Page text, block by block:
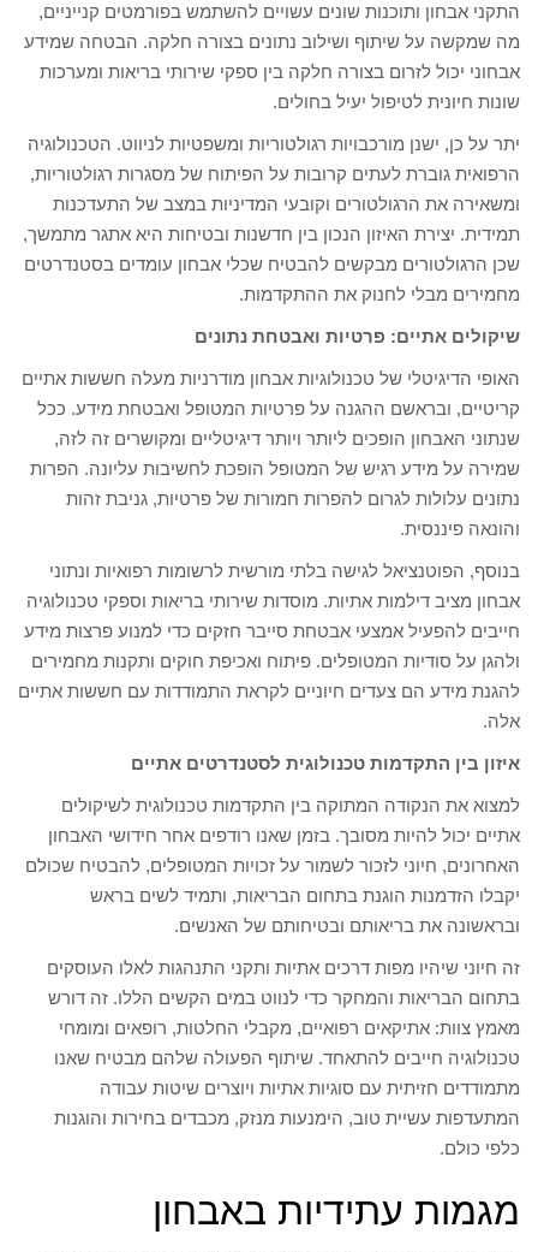
התקני אבחון ותוכנות שונים עשויים להשתמש בפורמטים קנייניים,
מה שמקשה על שיתוף ושילוב נתונים בצורה חלקה. הבטחה שמידע
אבחוני יכול לזרום בצורה חלקה בין ספקי שירותי בריאות ומערכות
שונות חיונית לטיפול יעיל בחולים.
יתר על כן, ישנן מורכבויות רגולטוריות ומשפטיות לניווט. הטכנולוגיה
הרפואית גוברת לעתים קרובות על הפיתוח של מסגרות רגולטוריות,
ומשאירה את הרגולטורים וקובעי המדיניות במצב של התעדכנות
תמידית. יצירת האיזון הנכון בין חדשנות ובטיחות היא אתגר מתמשך,
שכן הרגולטורים מבקשים להבטיח שכלי אבחון עומדים בסטנדרטים
מחמירים מבלי לחנוק את ההתקדמות.
שיקולים אתיים: פרטיות ואבטחת נתונים
האופי הדיגיטלי של טכנולוגיות אבחון מודרניות מעלה חששות אתיים
קריטיים, ובראשם ההגנה על פרטיות המטופל ואבטחת מידע. ככל
שנתוני האבחון הופכים ליותר ויותר דיגיטליים ומקושרים זה לזה,
שמירה על מידע רגיש של המטופל הופכת לחשיבות עליונה. הפרות
נתונים עלולות לגרום להפרות חמורות של פרטיות, גניבת זהות
והונאה פיננסית.
בנוסף, הפוטנציאל לגישה בלתי מורשית לרשומות רפואיות ונתוני
אבחון מציב דילמות אתיות. מוסדות שירותי בריאות וספקי טכנולוגיה
חייבים להפעיל אמצעי אבטחת סייבר חזקים כדי למנוע פרצות מידע
ולהגן על סודיות המטופלים. פיתוח ואכיפת חוקים ותקנות מחמירים
להגנת מידע הם צעדים חיוניים לקראת התמודדות עם חששות אתיים
אלה.
איזון בין התקדמות טכנולוגית לסטנדרטים אתיים
למצוא את הנקודה המתוקה בין התקדמות טכנולוגית לשיקולים
אתיים יכול להיות מסובך. בזמן שאנו רודפים אחר חידושי האבחון
האחרונים, חיוני לזכור לשמור על זכויות המטופלים, להבטיח שכולם
יקבלו הזדמנות הוגנת בתחום הבריאות, ותמיד לשים בראש
ובראשונה את בריאותם ובטיחותם של האנשים.
זה חיוני שיהיו מפות דרכים אתיות ותקני התנהגות לאלו העוסקים
בתחום הבריאות והמחקר כדי לנווט במים הקשים הללו. זה דורש
מאמץ צוות: אתיקאים רפואיים, מקבלי החלטות, רופאים ומומחי
טכנולוגיה חייבים להתאחד. שיתוף הפעולה שלהם מבטיח שאנו
מתמודדים חזיתית עם סוגיות אתיות ויוצרים שיטות עבודה
המתעדפות עשיית טוב, הימנעות מנזק, מכבדים בחירות והוגנות
כלפי כולם.
מגמות עתידיות באבחון